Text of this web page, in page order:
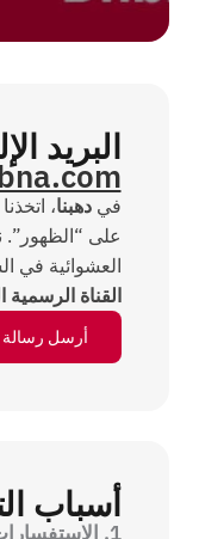
البريد
فيدهبنا،
على “الظهور”.
العشوائية في
القناة الرسمية
أرسل رسالة
أسباب
1. الاستفسارات العامة والإدارية: